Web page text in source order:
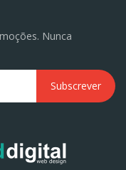
Nunca
Subscrever